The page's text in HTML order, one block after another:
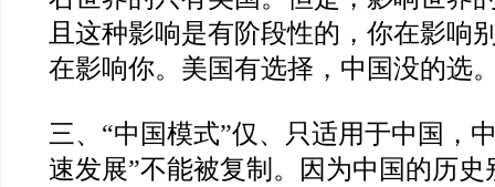
且这种影响是有阶段性的，你在影响
在影响你。美国有选择，中国没的选
三、 “中国模式”仅、只适用于中国，
速发展”不能被复制。因为中国的历史